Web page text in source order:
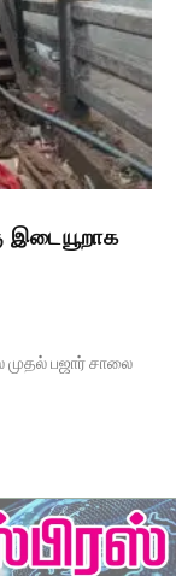
இடையூறாக
பஜார் சாலை